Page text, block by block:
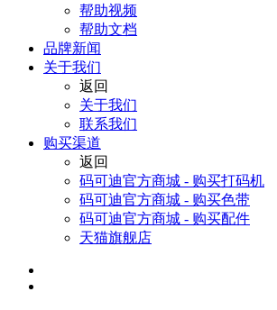
帮助视频
帮助文档
品牌新闻
关于我们
返回
关于我们
联系我们
购买渠道
返回
码可迪官方商城 - 购买打码机
码可迪官方商城 - 购买色带
码可迪官方商城 - 购买配件
天猫旗舰店